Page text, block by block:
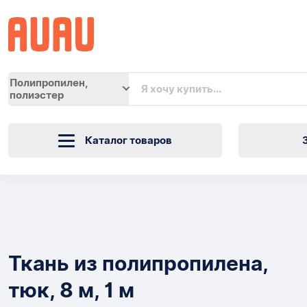
Полипропилен,
полиэстер
Каталог товаров
тюк,
8
Ткань из полипропилена,
тюк, 8 м, 1 м